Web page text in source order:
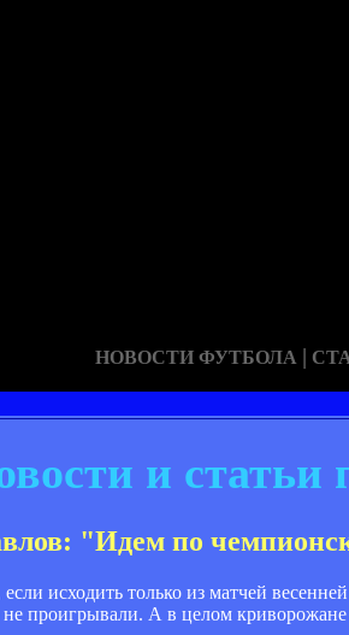
НОВОСТИ ФУТБОЛА |
и статьи
"Идем по
исходить только из матчей
не проигрывали. А в целом